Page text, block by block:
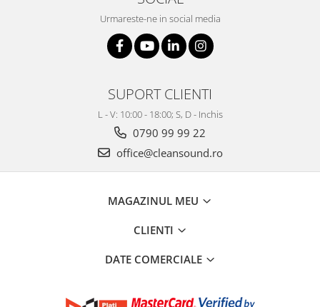
Urmareste-ne in social media
SUPORT CLIENTI
L - V: 10:00 - 18:00; S, D - Inchis
0790 99 99 22
office@cleansound.ro
MAGAZINUL MEU
CLIENTI
DATE COMERCIALE